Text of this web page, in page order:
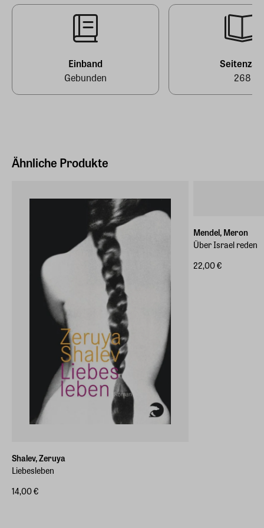
EAN
Deutschland (EU)
produktsicherheit@penguinrandomhouse.de
Einband
Gebunden
Seitenzahl
268
Ähnliche Produkte
Shalev, Zeruya
Liebesleben
14,00 €
Mendel, Meron
Über Israel reden
22,00 €